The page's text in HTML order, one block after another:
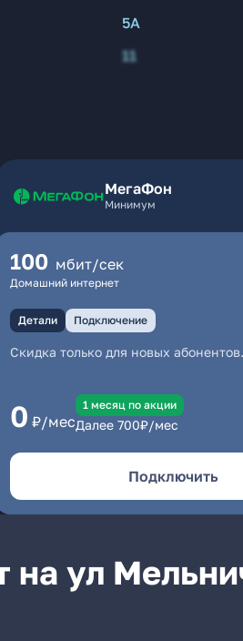
5А
11
МегаФон
Минимум
100 мбит/сек
Домашний интернет
Детали Подключение
Скидка только для новых абонентов.
0 ₽/мес
1 месяц по акции
Далее 700₽/мес
Подключить
на ул